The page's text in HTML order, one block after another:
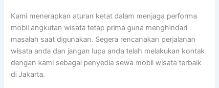
Kami menerapkan aturan ketat dalam menjaga performa
mobil angkutan wisata tetap prima guna menghindari
masalah saat digunakan. Segera rencanakan perjalanan
wisata anda dan jangan lupa anda telah melakukan kontak
dengan kami sebagai penyedia sewa mobil wisata terbaik
di Jakarta.